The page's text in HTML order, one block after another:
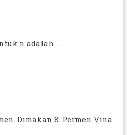
n adalah ....
Dimakan 8. Permen Vina